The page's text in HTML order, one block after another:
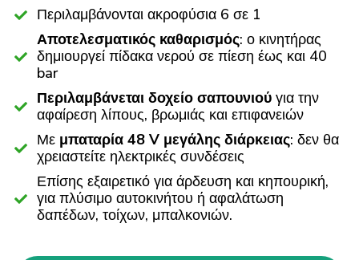
Περιλαμβάνονται ακροφύσια 6 σε 1
Αποτελεσματικός καθαρισμός: ο κινητήρας
δημιουργεί πίδακα νερού σε πίεση έως και 40
bar
Περιλαμβάνεται δοχείο σαπουνιού για την
αφαίρεση λίπους, βρωμιάς και επιφανειών
Με μπαταρία 48 V μεγάλης διάρκειας: δεν θα
χρειαστείτε ηλεκτρικές συνδέσεις
Επίσης εξαιρετικό για άρδευση και κηπουρική,
για πλύσιμο αυτοκινήτου ή αφαλάτωση
δαπέδων, τοίχων, μπαλκονιών.